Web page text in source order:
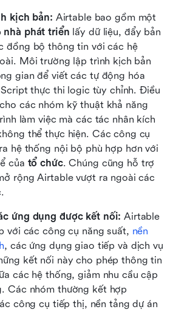
kịch bản: Airtable bao gồm một
nhà phát triển lấy dữ liệu, đẩy bản
đồng bộ thông tin với các hệ
Môi trường lập trình kịch bản
gian để viết các tự động hóa
thực thi logic tùy chỉnh. Điều
các nhóm kỹ thuật khả năng
làm việc mà các tác nhân kích
thể thực hiện. Các công cụ
hệ thống nội bộ phù hợp hơn với
của tổ chức. Chúng cũng hỗ trợ
rộng Airtable vượt ra ngoài các
ứng dụng được kết nối: Airtable
với các công cụ năng suất, nền
, các ứng dụng giao tiếp và dịch vụ
kết nối này cho phép thông tin
các hệ thống, giảm nhu cầu cập
Các nhóm thường kết hợp
công cụ tiếp thị, nền tảng dự án